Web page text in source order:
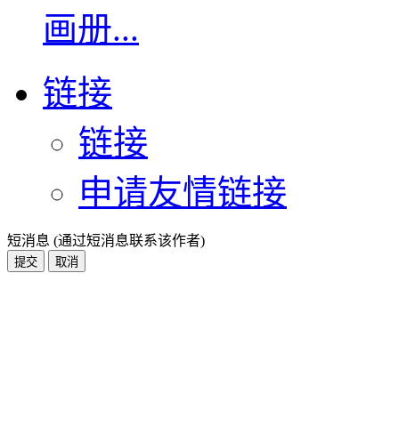
画册...
链接
链接
申请友情链接
短消息 (通过短消息联系该作者)